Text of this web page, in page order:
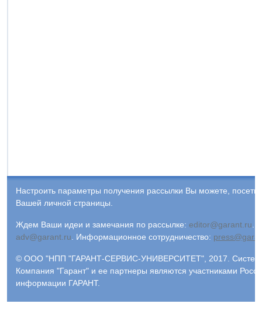
Настроить параметры получения рассылки Вы можете,
Вашей личной страницы.
Ждем Ваши идеи и замечания по рассылке: editor@garant.ru
adv@garant.ru
Информационное сотрудничество:
© ООО "НПП "ГАРАНТ-СЕРВИС-УНИВЕРСИТЕТ", 2017. Система
Компания "Гарант" и ее партнеры являются участниками
информации ГАРАНТ.